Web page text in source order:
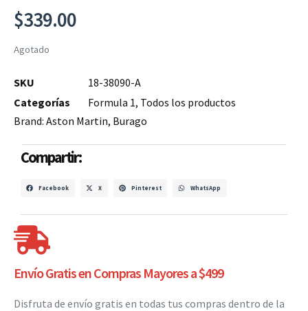
$339.00
Agotado
SKU
18-38090-A
Categorías
Formula 1, Todos los productos
Brand: Aston Martin, Burago
Compartir:
Facebook X Pinterest WhatsApp
Envío Gratis en Compras Mayores a $499
Disfruta de envío gratis en todas tus compras dentro de la